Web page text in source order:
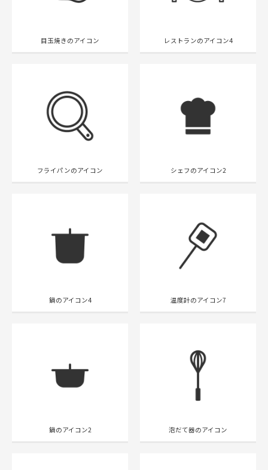
目玉焼きのアイコン レストランのアイコン4
フライパンのアイコン シェフのアイコン2
鍋のアイコン4 温度計のアイコン7
鍋のアイコン2 泡だて器のアイコン